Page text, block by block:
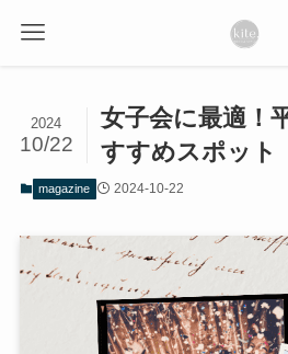
女子会に最適！
すすめスポット
2024
10/22
magazine 2024-10-22